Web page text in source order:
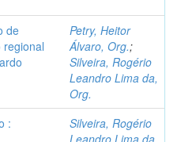
de
regional
Petry, Heitor
Álvaro, Org.;
Silveira, Rogério
Leandro Lima da,
Org.
:
Silveira, Rogério
Leandro Lima da,